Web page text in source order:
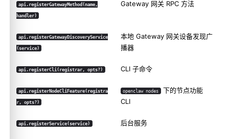
api.registerGatewayMethod(name,
handler)
Gateway 网关 RPC 方法
api.registerGatewayDiscoveryService
(service)
本地 Gateway 网关设备发现广
播器
api.registerCli(registrar, opts?) CLI 子命令
api.registerNodeCliFeature(registra
r, opts?)
openclaw nodes 下的节点功能
CLI
api.registerService(service) 后台服务